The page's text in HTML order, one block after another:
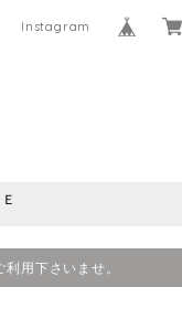
Instagram
用下さいませ。